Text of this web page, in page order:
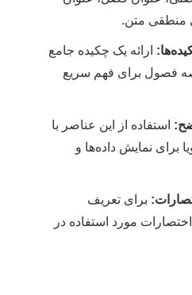
منطقی متن.
ارائه یک چکیده جامع
فصول برای فهم سریع
استفاده از این عناصر با
برای نمایش داده‌ها و
برای تعریف
مورد استفاده در